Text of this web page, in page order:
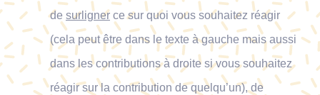
de surlignerce sur quoi vous souhaitez réagir
(cela peut être dans le texte à gauche mais aussi
dans les contributions à droite si vous souhaitez
réagir sur la contribution de quelqu’un), de